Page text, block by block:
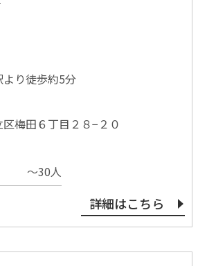
より徒歩約5分
梅田６丁目２８−２０
〜30⼈
詳細はこちら